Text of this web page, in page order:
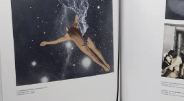
VÝVAR
NEJEN
300 Kč
Původně:
350